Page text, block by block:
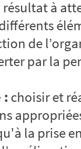
résultat à
de
par la
: choisir et
la prise